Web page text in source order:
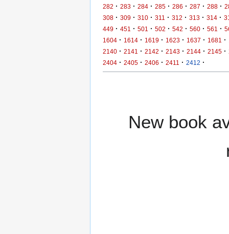
282 · 283 · 284 · 285 · 286 · 287 · 288 ·
308 · 309 · 310 · 311 · 312 · 313 · 314 ·
449 · 451 · 501 · 502 · 542 · 560 · 561 ·
1604 · 1614 · 1619 · 1623 · 1637 · 1681 ·
2140 · 2141 · 2142 · 2143 · 2144 · 2145 ·
2404 · 2405 · 2406 · 2411 · 2412 ·
New book